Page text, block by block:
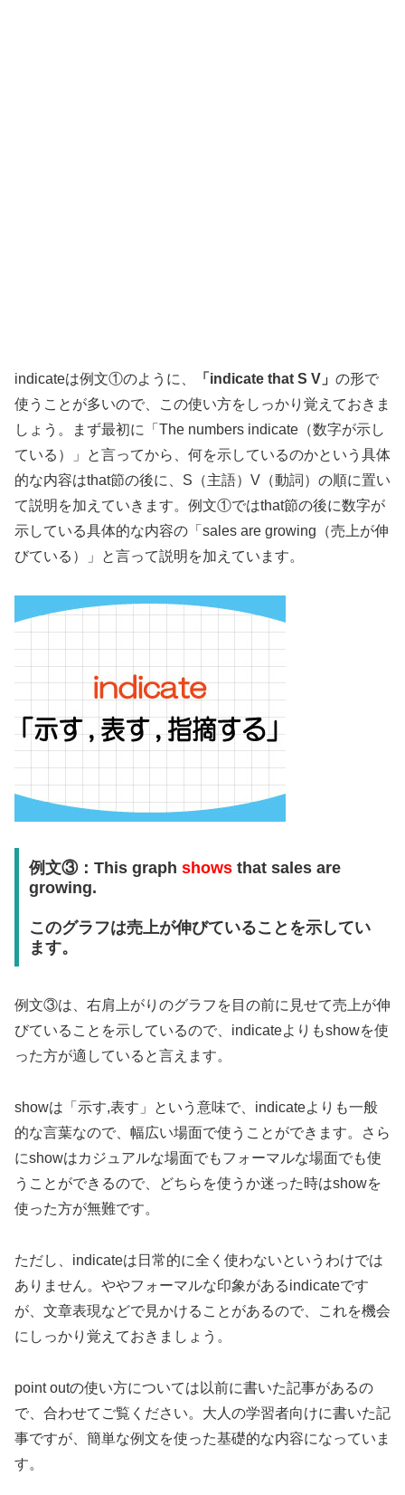
indicateは例文①のように、 「indicate that S V」 の形で
使うことが多いので、この使い方をしっかり覚えておきま
しょう。まず最初に「The numbers indicate（数字が示し
ている）」と言ってから、何を示しているのかという具体
的な内容はthat節の後に、S（主語）V（動詞）の順に置い
て説明を加えていきます。例文①ではthat節の後に数字が
示している具体的な内容の「sales are growing（売上が伸
びている）」と言って説明を加えています。
例文③： This graph showsthat sales are
growing.
このグラフは売上が伸びていることを示してい
ます。
例文③は、右肩上がりのグラフを目の前に見せて売上が伸
びていることを示しているので、indicateよりもshowを使
った方が適していると言えます。
showは「示す,表す」という意味で、indicateよりも一般
的な言葉なので、幅広い場面で使うことができます。さら
にshowはカジュアルな場面でもフォーマルな場面でも使
うことができるので、どちらを使うか迷った時はshowを
使った方が無難です。
ただし、indicateは日常的に全く使わないというわけでは
ありません。ややフォーマルな印象があるindicateです
が、文章表現などで見かけることがあるので、これを機会
にしっかり覚えておきましょう。
point outの使い方については以前に書いた記事があるの
で、合わせてご覧ください。大人の学習者向けに書いた記
事ですが、簡単な例文を使った基礎的な内容になっていま
す。